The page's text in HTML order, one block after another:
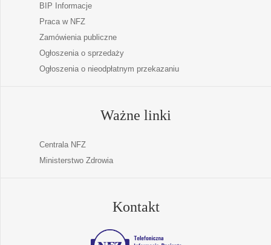
BIP Informacje
Praca w NFZ
Zamówienia publiczne
Ogłoszenia o sprzedaży
Ogłoszenia o nieodpłatnym przekazaniu
Ważne linki
Centrala NFZ
Ministerstwo Zdrowia
Kontakt